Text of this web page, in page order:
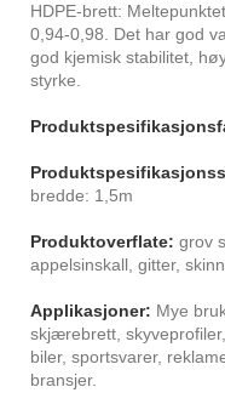
HDPE-brett:
0,94-0,98. Det har god
god kjemisk stabilitet,
styrke.
bredde: 1,5m
Produktoverflate: grov
appelsinskall, gitter,
Applikasjoner: Mye
skjærebrett,
biler, sportsvarer,
bransjer.